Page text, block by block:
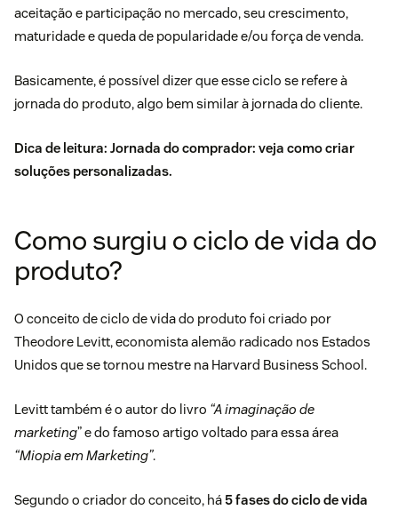
aceitação e participação no mercado, seu crescimento,
maturidade e queda de popularidade e/ou força de venda.
Basicamente, é possível dizer que esse ciclo se refere à
jornada do produto, algo bem similar à jornada do cliente.
Dica de leitura: Jornada do comprador: veja como criar
soluções personalizadas.
Como surgiu o ciclo de vida do
produto?
O conceito de ciclo de vida do produto foi criado por
Theodore Levitt, economista alemão radicado nos Estados
Unidos que se tornou mestre na Harvard Business School.
Levitt também é o autor do livro “A imaginação de
marketing” e do famoso artigo voltado para essa área
“Miopia em Marketing”.
Segundo o criador do conceito, há 5 fases do ciclo de vida